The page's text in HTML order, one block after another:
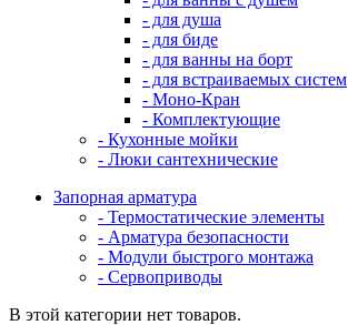
- для душа
- для биде
- для ванны на борт
- для встраиваемых систем
- Моно-Кран
- Комплектующие
- Кухонные мойки
- Люки сантехнические
Запорная арматура
- Термостатические элементы
- Арматура безопасности
- Модули быстрого монтажа
- Сервоприводы
В этой категории нет товаров.